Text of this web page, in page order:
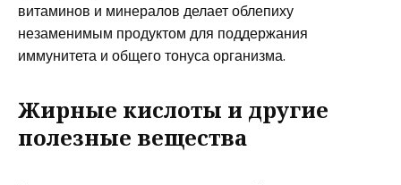
витаминов и минералов делает облепиху
незаменимым продуктом для поддержания
иммунитета и общего тонуса организма.
Жирные кислоты и другие
полезные вещества